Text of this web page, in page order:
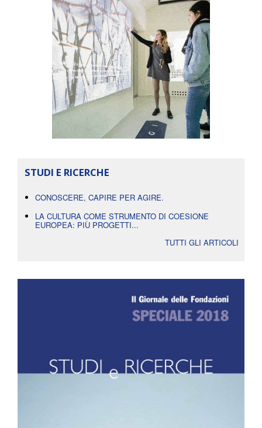
STUDI E RICERCHE
CONOSCERE, CAPIRE PER AGIRE.
LA CULTURA COME STRUMENTO DI COESIONE
EUROPEA: PIÙ PROGETTI...
TUTTI GLI ARTICOLI